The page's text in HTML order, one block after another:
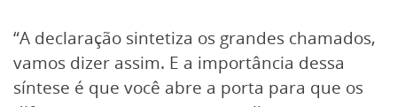
“A declaração sintetiza os grandes chamados,
vamos dizer assim. E a importância dessa
síntese é que você abre a porta para que os